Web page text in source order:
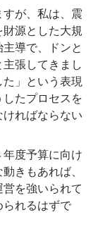
が、私は、震
源とした大規
導で、ドンと
張してきまし
」という表現
たプロセスを
ればならない
度予算に向け
きもあれば、
を強いられて
られるはずで